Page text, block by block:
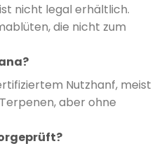
nicht legal erhältlich.
die nicht zum
Nutzhanf, meist
aber ohne